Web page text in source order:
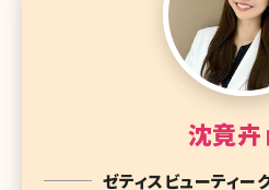
沈竟卉
ゼティスビューティー